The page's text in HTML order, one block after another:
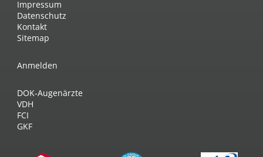
Impressum
Datenschutz
Kontakt
Sitemap
Anmelden
DOK-Augenärzte
VDH
FCI
GKF